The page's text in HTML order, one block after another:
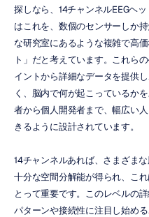
探しなら、14チャンネルEEGヘ
はこれを、数個のセンサーしか
な研究室にあるような複雑で高
ト」だと考えています。これら
イントから詳細なデータを提供
く、脳内で何が起こっているか
者から個人開発者まで、幅広い
きるように設計されています。
14チャンネルあれば、さまざま
十分な空間分解能が得られ、こ
とって重要です。このレベルの
パターンや接続性に注目し始め